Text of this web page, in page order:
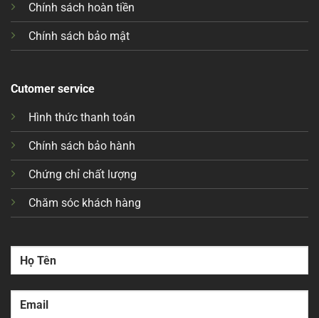
Chính sách hoàn tiền
Chính sách bảo mật
Cutomer service
Hình thức thanh toán
Chính sách bảo hành
Chứng chỉ chất lượng
Chăm sóc khách hàng